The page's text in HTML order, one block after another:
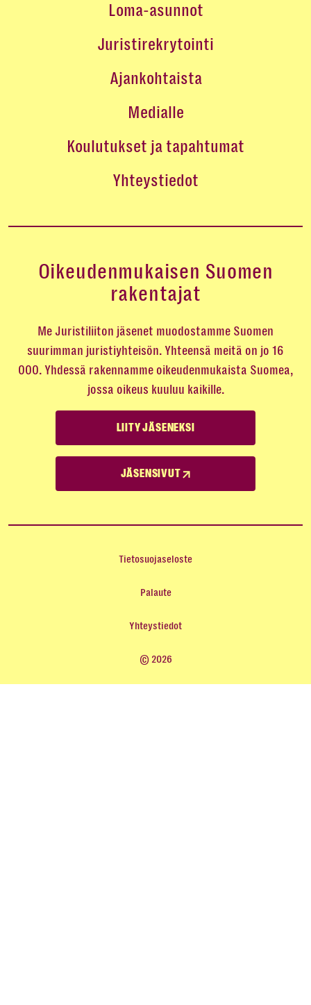
Loma-asunnot
Juristirekrytointi
Ajankohtaista
Medialle
Koulutukset ja tapahtumat
Yhteystiedot
Oikeudenmukaisen Suomen
rakentajat
Me Juristiliiton jäsenet muodostamme Suomen
suurimman juristiyhteisön. Yhteensä meitä on jo 16
000. Yhdessä rakennamme oikeudenmukaista Suomea,
jossa oikeus kuuluu kaikille.
LIITY JÄSENEKSI
JÄSENSIVUT
Tietosuojaseloste
Palaute
Yhteystiedot
© 2026